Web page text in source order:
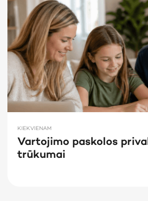
KIEKVIENAM
Vartojimo paskolos
trūkumai